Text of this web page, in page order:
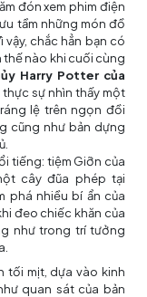
đón xem phim điện
tầm những món đồ
vậy, chắc hẳn bạn có
nào khi cuối cùng
Harry Potter của
thực sự nhìn thấy một
lệ trên ngọn đồi
cũng như bản dựng
tiếng: tiệm Giỡn của
cây đũa phép tại
phá nhiều bí ẩn của
đeo chiếc khăn của
như trong trí tưởng
tối mịt, dựa vào kinh
quan sát của bản